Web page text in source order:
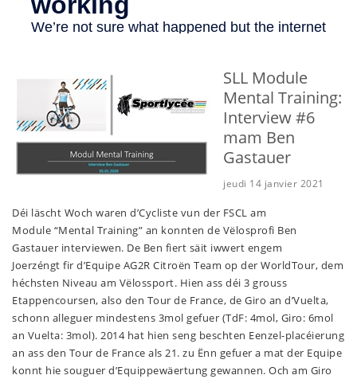
SLL Module
Mental Training:
Interview #6
mam Ben
Gastauer
jeudi 14 janvier 2021
Déi läscht Woch waren d’Cycliste vun der FSCL am
Module “Mental Training” an konnten de Vëlosprofi Ben
Gastauer interviewen. De Ben fiert säit iwwert engem
Joerzéngt fir d’Equipe AG2R Citroën Team op der WorldTour, dem
héchsten Niveau am Vëlossport. Hien ass déi 3 grouss
Etappencoursen, also den Tour de France, de Giro an d’Vuelta,
schonn alleguer mindestens 3mol gefuer (TdF: 4mol, Giro: 6mol
an Vuelta: 3mol). 2014 hat hien seng beschten Eenzel-placéierung
an ass den Tour de France als 21. zu Ënn gefuer a mat der Equipe
konnt hie souguer d’Equippewäertung gewannen. Och am Giro